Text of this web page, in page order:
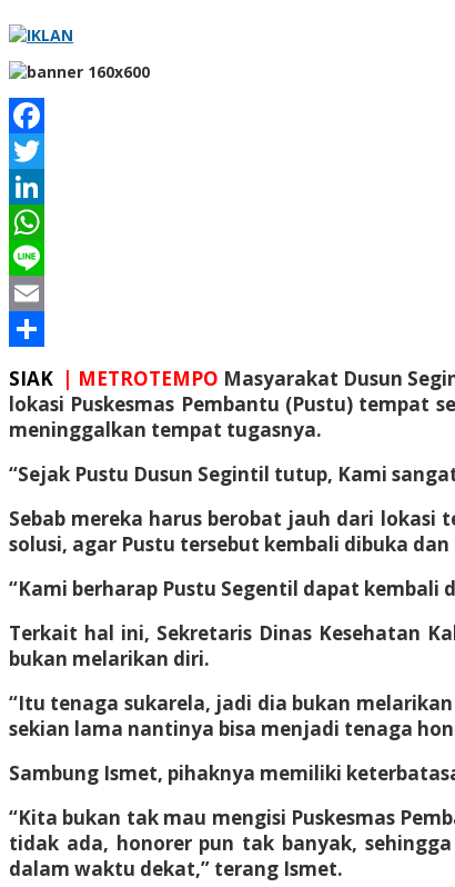
Facebook
Twitter
LinkedIn
WhatsApp
Line
Email
SIAK | METROTEMPO Masyarakat Dusun
lokasi Puskesmas Pembantu (Pustu) tempat
meninggalkan tempat tugasnya.
“Sejak Pustu Dusun Segintil tutup, Kami
Sebab mereka harus berobat jauh dari
solusi, agar Pustu tersebut kembali dibuka
“Kami berharap Pustu Segentil dapat kembali
Terkait hal ini, Sekretaris Dinas Kesehatan
bukan melarikan diri.
“Itu tenaga sukarela, jadi dia bukan
sekian lama nantinya bisa menjadi tenaga
Sambung Ismet, pihaknya memiliki
“Kita bukan tak mau mengisi Puskesmas
tidak ada, honorer pun tak banyak,
dalam waktu dekat,” terang Ismet.